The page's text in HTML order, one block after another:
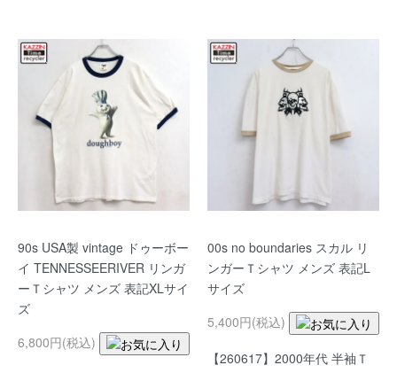
90s USA製 vintage ドゥーボー
イ TENNESSEERIVER リンガ
ーＴシャツ メンズ 表記XLサイ
ズ
6,800円(税込)
00s no boundaries スカル リ
ンガーＴシャツ メンズ 表記L
サイズ
5,400円(税込)
【260617】2000年代 半袖Ｔ